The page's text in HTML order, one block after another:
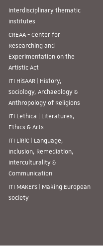
Interdisciplinary thematic
institutes
CREAA - Center for
Researching and
Experimentation on the
Artistic Act
ITI HiSAAR | History,
Sociology, Archaeology &
Anthropology of Religions
ITI Lethica | Literatures,
Ethics & Arts
ITI LiRiC | Language,
Inclusion, Remediation,
Interculturality &
Communication
ITI MAKErS | Making European
Society